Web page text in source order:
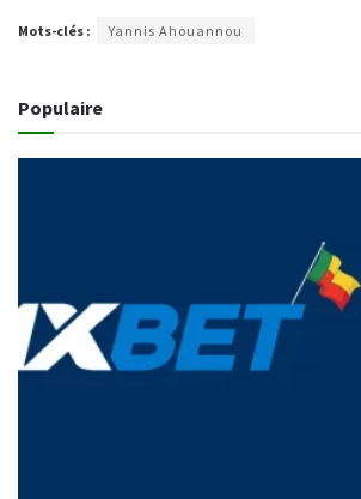
Mots-clés : Yannis Ahouannou
Populaire